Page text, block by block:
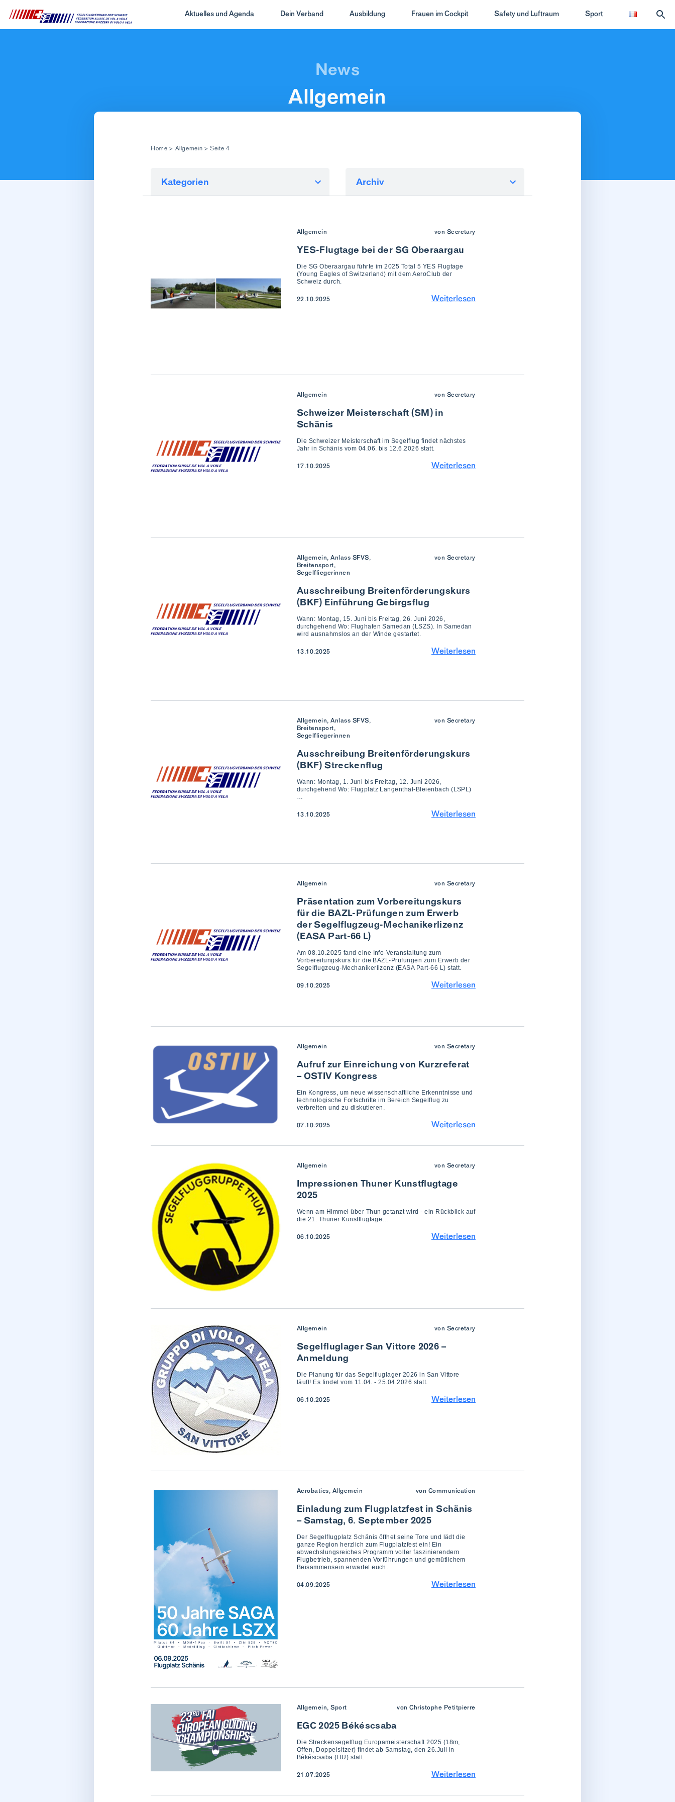
Aktuelles und Agenda Dein Verband Ausbildung Frauen im Cockpit Safety und Luftraum Sport
Allgemein
Home > Allgemein >Seite 4
Kategorien Archiv
Allgemein von Secretary
YES-Flugtage bei der SG Oberaargau
Die SG Oberaargau führte im 2025 Total 5 YES Flugtage
(Young Eagles of Switzerland) mit dem AeroClub der
Schweiz durch.
22.10.2025 Weiterlesen
Allgemein von Secretary
Schweizer Meisterschaft (SM) in
Schänis
Die Schweizer Meisterschaft im Segelflug findet nächstes
Jahr in Schänis vom 04.06. bis 12.6.2026 statt.
17.10.2025 Weiterlesen
Allgemein, Anlass SFVS,
Breitensport,
Segelfliegerinnen
von Secretary
Ausschreibung Breitenförderungskurs
(BKF) Einführung Gebirgsflug
Wann: Montag, 15. Juni bis Freitag, 26. Juni 2026,
durchgehend Wo: Flughafen Samedan (LSZS). In Samedan
wird ausnahmslos an der Winde gestartet.
13.10.2025 Weiterlesen
Allgemein, Anlass SFVS,
Breitensport,
Segelfliegerinnen
von Secretary
Ausschreibung Breitenförderungskurs
(BKF) Streckenflug
Wann: Montag, 1. Juni bis Freitag, 12. Juni 2026,
durchgehend Wo: Flugplatz Langenthal-Bleienbach (LSPL)
…
13.10.2025 Weiterlesen
Allgemein von Secretary
Präsentation zum Vorbereitungskurs
für die BAZL-Prüfungen zum Erwerb
der Segelflugzeug-Mechanikerlizenz
(EASA Part-66 L)
Am 08.10.2025 fand eine Info-Veranstaltung zum
Vorbereitungskurs für die BAZL-Prüfungen zum Erwerb der
Segelflugzeug-Mechanikerlizenz (EASA Part-66 L) statt.
09.10.2025 Weiterlesen
Allgemein von Secretary
Aufruf zur Einreichung von Kurzreferat
– OSTIV Kongress
Ein Kongress, um neue wissenschaftliche Erkenntnisse und
technologische Fortschritte im Bereich Segelflug zu
verbreiten und zu diskutieren.
07.10.2025 Weiterlesen
Allgemein von Secretary
Impressionen Thuner Kunstflugtage
2025
Wenn am Himmel über Thun getanzt wird - ein Rückblick auf
die 21. Thuner Kunstflugtage…
06.10.2025 Weiterlesen
Allgemein von Secretary
Segelfluglager San Vittore 2026 –
Anmeldung
Die Planung für das Segelfluglager 2026 in San Vittore
läuft! Es findet vom 11.04. - 25.04.2026 statt.
06.10.2025 Weiterlesen
Aerobatics, Allgemein von Communication
Einladung zum Flugplatzfest in Schänis
– Samstag, 6. September 2025
Der Segelflugplatz Schänis öffnet seine Tore und lädt die
ganze Region herzlich zum Flugplatzfest ein! Ein
abwechslungsreiches Programm voller faszinierendem
Flugbetrieb, spannenden Vorführungen und gemütlichem
Beisammensein erwartet euch.
04.09.2025 Weiterlesen
Allgemein, Sport von Christophe Petitpierre
EGC 2025 Békéscsaba
Die Streckensegelflug Europameisterschaft 2025 (18m,
Offen, Doppelsitzer) findet ab Samstag, den 26.Juli in
Békéscsaba (HU) statt.
21.07.2025 Weiterlesen